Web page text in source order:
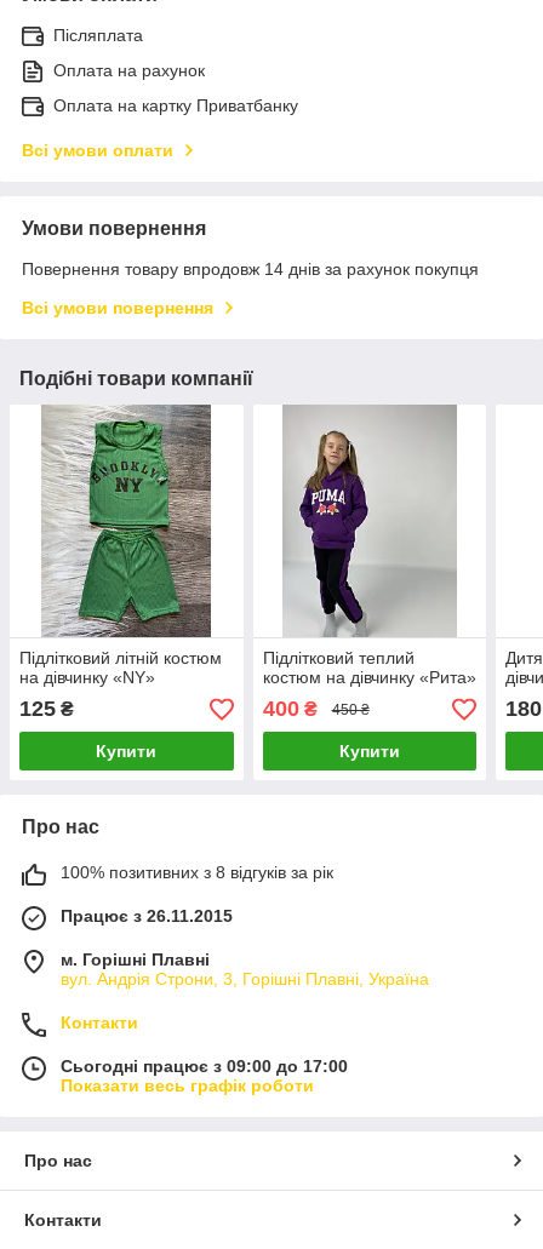
Післяплата
Оплата на рахунок
Оплата на картку Приватбанку
Всі умови оплати
Умови повернення
Повернення товару впродовж 14 днів за рахунок покупця
Всі умови повернення
Подібні товари компанії
Підлітковий літній костюм
на дівчинку «NY»
125 ₴
Купити
Підлітковий теплий
костюм на дівчинку «Рита»
400₴ 450 ₴
Купити
180
Про нас
100% позитивних з 8 відгуків за рік
Працює з 26.11.2015
м. Горішні Плавні
вул. Андрія Строни, 3, Горішні Плавні, Україна
Контакти
Сьогодні працює з 09:00 до 17:00
Показати весь графік роботи
Про нас
Контакти